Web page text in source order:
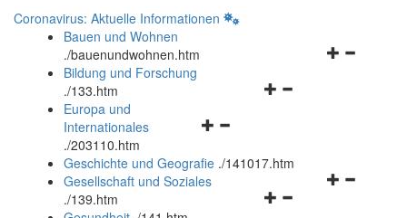
Coronavirus: Aktuelle Informationen
Bauen und Wohnen
./bauenundwohnen.htm
Navigationsmenü
Bildung und Forschung
./133.htm
Navigationsmenü
und
schließen
Europa und
Internationales
./203110.htm
Geschichte und Geografie ./141017.htm
Navigationsmenü
Gesellschaft und Soziales
./139.htm